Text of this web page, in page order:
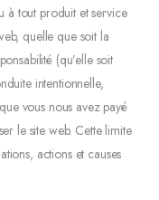
à tout produit et service
quelle que soit la
(qu’elle soit
intentionnelle,
vous nous avez payé
le site web. Cette limite
actions et causes